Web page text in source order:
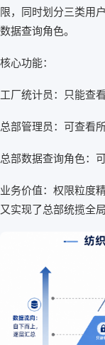
限，同时划分三类用
数据查询角色。
核心功能：
工厂统计员：只能查
总部管理员：可查看
总部数据查询角色：
业务价值：权限粒度
又实现了总部统揽全